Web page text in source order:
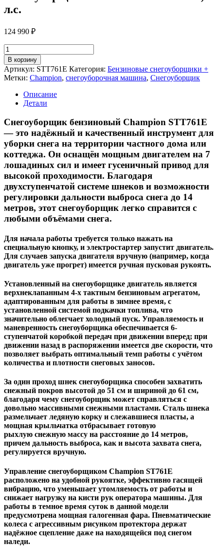
л.с.
124 990 ₽
Количество
товара
Снегоуборщик
CHAMPION
STT761E,
В корзину
Артикул: STT761E Категория: Бензиновые снегоуборщики +
Метки: Champion, снегоуборочная машина, Снегоуборщик
Описание
Детали
Снегоуборщик бензиновый Champion STT761E
— это надёжный и качественный инструмент для
уборки снега на территории частного дома или
коттеджа. Он оснащён мощным двигателем на 7
лошадиных сил и имеет гусеничный привод для
высокой проходимости. Благодаря
двухступенчатой системе шнеков и возможности
регулировки дальности выброса снега до 14
метров, этот снегоуборщик легко справится с
любыми объёмами снега.
Для начала работы требуется только нажать на
специальную кнопку, и электростартер запустит двигатель.
Для случаев запуска двигателя вручную (например, когда
двигатель уже прогрет) имеется ручная пусковая рукоять.
Установленный на снегоуборщике двигатель является
верхнеклапанным 4-х тактным бензиновым агрегатом,
адаптированным для работы в зимнее время, с
установленной системой подкачки топлива, что
значительно облегчает холодный пуск. Управляемость и
маневренность снегоуборщика обеспечивается 6-
ступенчатой коробкой передач при движении вперед; при
движении назад в распоряжении имеется две скорости, что
позволяет выбрать оптимальный темп работы с учётом
количества и плотности снеговых заносов.
За один проход шнек снегоуборщика способен захватить
снежный покров высотой до 51 см и шириной до 61 см,
благодаря чему снегоуборщик может справляться с
довольно массивными снежными пластами. Сталь шнека
размельчает ледяную корку и слежавшиеся пласты, а
мощная крыльчатка отбрасывает готовую
рыхлую снежную массу на расстояние до 14 метров,
причем дальность выброса, как и высота захвата снега,
регулируется вручную.
Управление снегоуборщиком Champion ST761E
расположено на удобной рукоятке, эффективно гасящей
вибрацию, что уменьшает утомляемость от работы и
снижает нагрузку на кисти рук оператора машины. Для
работы в темное время суток в данной модели
предусмотрена мощная галогенная фара. Пневматические
колеса с агрессивным рисунком протектора держат
надёжное сцепление даже на находящейся под снегом
наледи.